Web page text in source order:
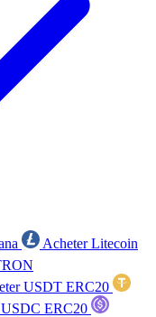
Acheter Litecoin
USDT ERC20
ERC20